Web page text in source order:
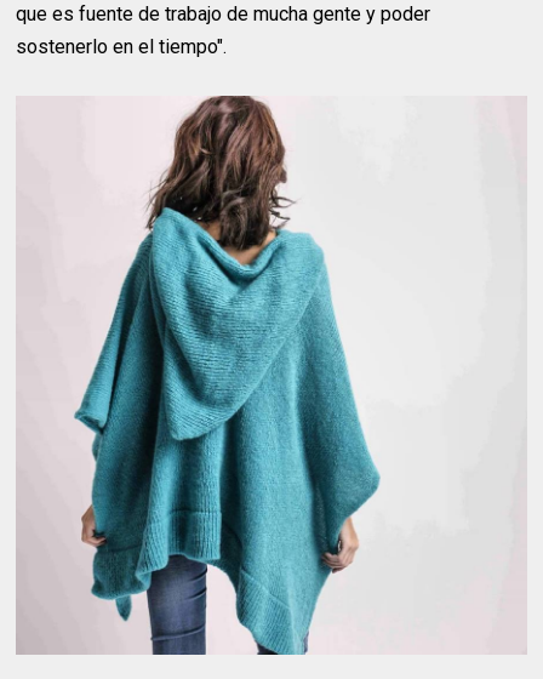
que es fuente de trabajo de mucha gente y poder
sostenerlo en el tiempo".